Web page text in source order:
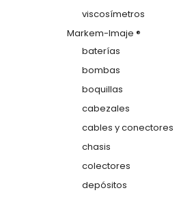
viscosímetros
Markem-Imaje ®
baterías
bombas
boquillas
cabezales
cables y conectores
chasis
colectores
depósitos